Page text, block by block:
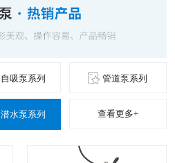
自吸泵系列 管道泵系列
潜水泵系列 查看更多+